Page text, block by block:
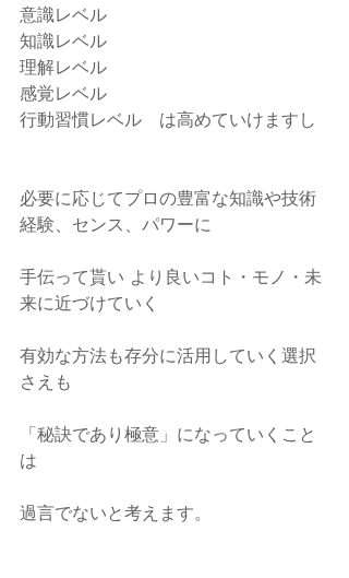
意識レベル
知識レベル
理解レベル
感覚レベル
行動習慣レベル　は高めていけますし
必要に応じてプロの豊富な知識や技術
経験、センス、パワーに
手伝って貰い より良いコト・モノ・未
来に近づけていく
有効な方法も存分に活用していく選択
さえも
「秘訣であり極意」になっていくこと
は
過言でないと考えます。